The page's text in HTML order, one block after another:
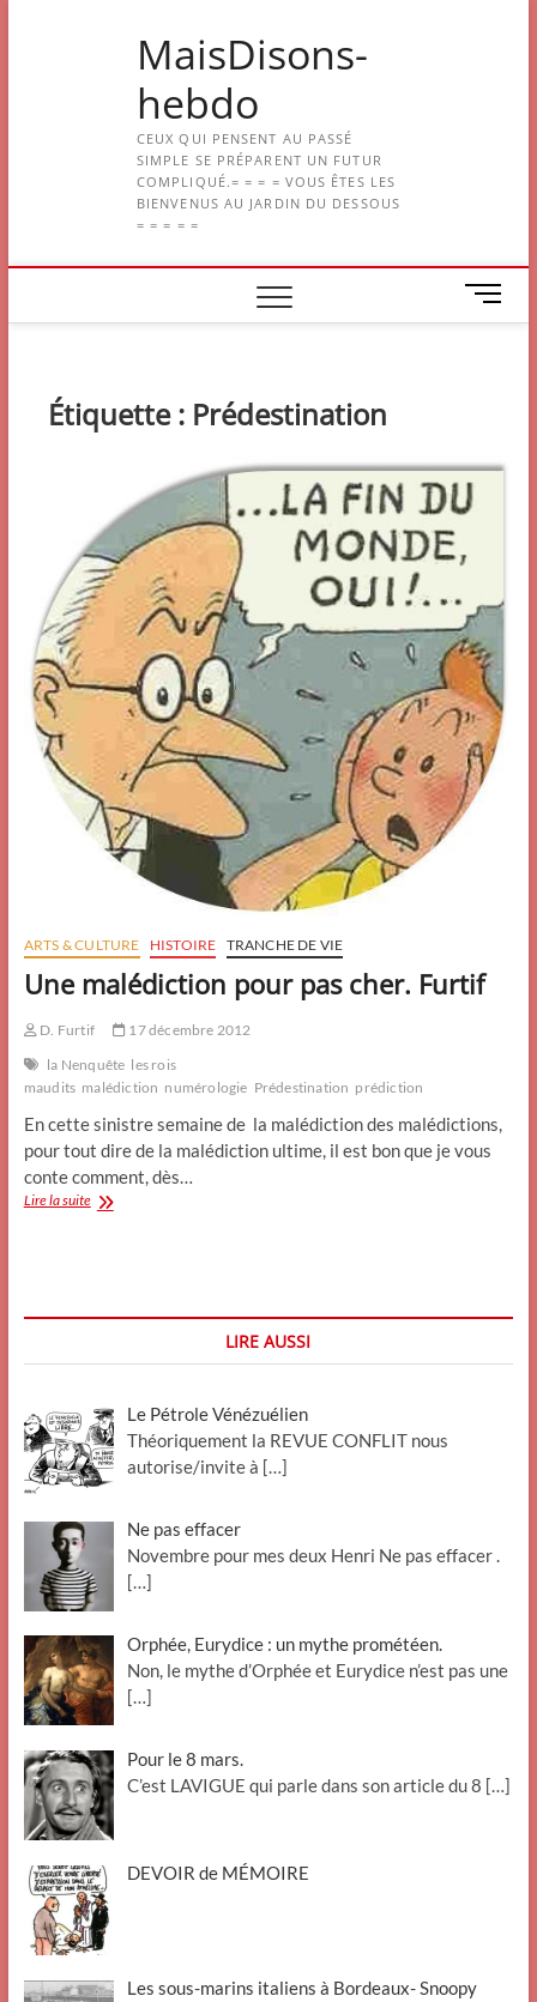
MaisDisons-
hebdo
CEUX QUI PENSENT AU PASSÉ
SIMPLE SE PRÉPARENT UN FUTUR
COMPLIQUÉ.= = = = VOUS ÊTES LES
BIENVENUS AU JARDIN DU DESSOUS
= = = = =
M
e
t
Étiquette : Prédestination
ARTS & CULTURE HISTOIRE TRANCHE DE VIE
Une malédiction pour pas cher. Furtif
D. Furtif
17 décembre 2012
la Nenquête les rois
maudits malédiction numérologie Prédestination prédiction
En cette sinistre semaine de la malédiction des malédictions,
pour tout dire de la malédiction ultime, il est bon que je vous
conte comment, dès…
Lire la suiteUne
LIRE AUSSI
Le Pétrole Vénézuélien
Théoriquement la REVUE CONFLIT nous
autorise/invite à […]
Ne pas effacer
Novembre pour mes deux Henri Ne pas effacer .
[…]
Orphée, Eurydice : un mythe prométéen.
Non, le mythe d’Orphée et Eurydice n’est pas une
[…]
Pour le 8 mars.
C’est LAVIGUE qui parle dans son article du 8 […]
DEVOIR de MÉMOIRE
Les sous-marins italiens à Bordeaux- Snoopy